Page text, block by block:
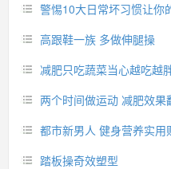
警惕10大日常坏习惯让你
高跟鞋一族 多做伸腿操
减肥只吃蔬菜当心越吃越
两个时间做运动 减肥效果
都市新男人 健身营养实用
踏板操奇效塑型